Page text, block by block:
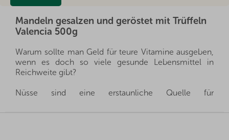
Mandeln gesalzen und geröstet mit Trüffeln
Valencia 500g
Warum sollte man Geld für teure Vitamine ausgeben,
wenn es doch so viele gesunde Lebensmittel in
Reichweite gibt?
Nüsse sind eine erstaunliche Quelle für
griffbereit haben kann, und gleichzeitig sättigen sie